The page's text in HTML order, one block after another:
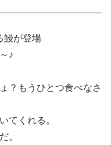
鰻が登場
♪
？もうひとつ食べなさ
てくれる。
。